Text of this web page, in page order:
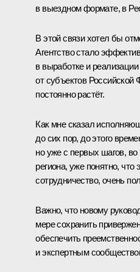
в выездном формате, в
В этой связи хотел бы
Агентство стало
в выработке и реализации
от субъектов Российской
постоянно растёт.
Как мне сказал
до сих пор, до этого
но уже с первых шагов,
региона, уже понятно, что
сотрудничество, очень
Важно, что новому
мере сохранить
обеспечить
и экспертным